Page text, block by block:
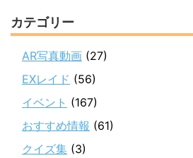
カテゴリー
AR写真動画 (27)
EXレイド (56)
イベント (167)
おすすめ情報 (61)
クイズ集 (3)